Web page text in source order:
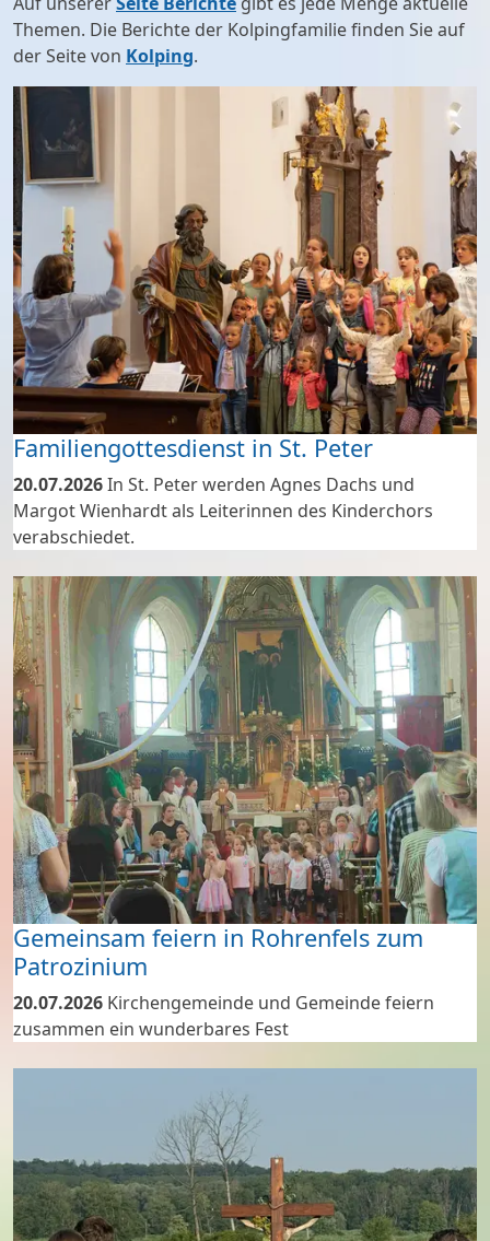
Themen. Die Berichte der Kolpingfamilie finden Sie auf
der Seite von Kolping.
Wie immer ist der Kinderchor mit vollem Engagement dabei.
Familiengottesdienst in St. Peter
20.07.2026In St. Peter werden Agnes Dachs und
Margot Wienhardt als Leiterinnen des Kinderchors
verabschiedet.
Den Auftakt machte der Familiengottesdienst ...
Gemeinsam feiern in Rohrenfels zum
Patrozinium
20.07.2026 Kirchengemeinde und Gemeinde feiern
zusammen ein wunderbares Fest